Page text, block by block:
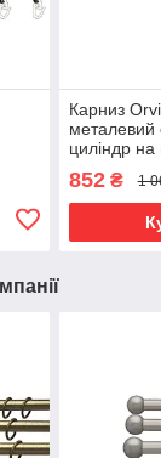
см
Карниз
металевий
циліндр
Сатин 19
00015107)
852₴ 1